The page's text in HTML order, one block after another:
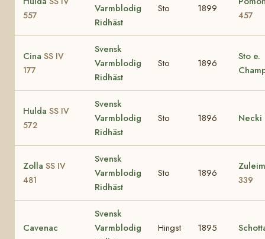
557
Varmblodig
Ridhäst
Sto 1899
457
Cina SS IV
177
Svensk
Varmblodig
Ridhäst
Sto 1896
Sto e.
Hulda SS IV
572
Svensk
Varmblodig
Ridhäst
Sto 1896 Necki
Zolla SS IV
481
Svensk
Varmblodig
Ridhäst
Sto 1896
339
Cavenac
Svensk
Varmblodig
Hingst 1895